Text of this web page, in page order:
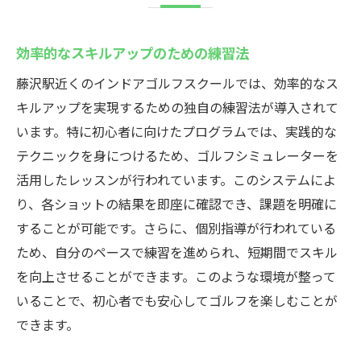
効率的なスキルアップのための練習法
藤沢駅近くのインドアゴルフスクールでは、効率的なス
キルアップを実現するための独自の練習法が導入されて
います。特に初心者に向けたプログラムでは、実践的な
テクニックを身につけるため、ゴルフシミュレーターを
活用したレッスンが行われています。このシステムによ
り、各ショットの結果を即座に確認でき、課題を明確に
することが可能です。さらに、個別指導が行われている
ため、自分のペースで練習を進められ、短期間でスキル
を向上させることができます。このような環境が整って
いることで、初心者でも安心してゴルフを楽しむことが
できます。